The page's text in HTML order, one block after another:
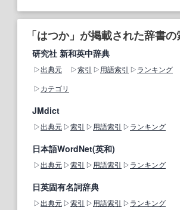
「はつか」が掲載された辞書の
研究社 新和英中辞典
出典元 索引 用語索引
ランキング
カテゴリ
JMdict
出典元 索引 用語索引 ランキング
日本語WordNet(英和)
出典元 索引 用語索引 ランキング
日英固有名詞辞典
出典元 索引 用語索引 ランキング